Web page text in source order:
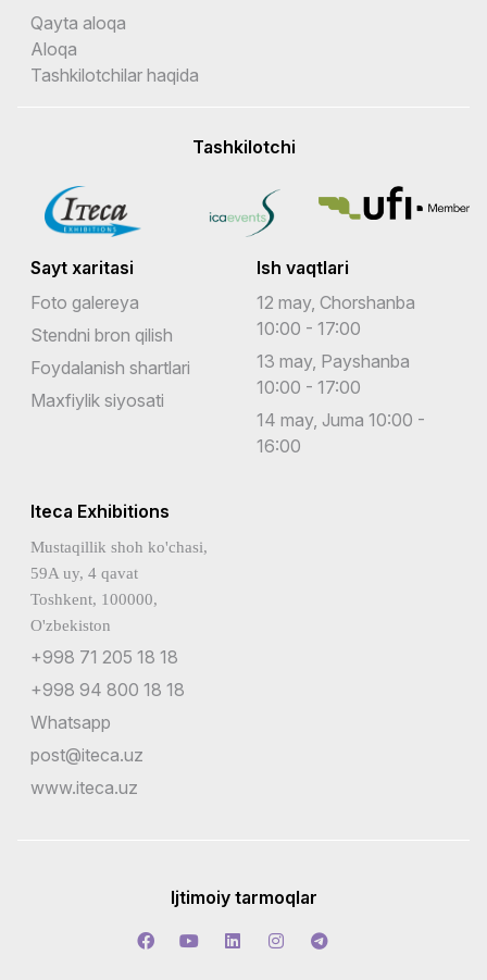
Qayta aloqa
Aloqa
Tashkilotchilar haqida
Tashkilotchi
Sayt xaritasi
Foto galereya
Stendni bron qilish
Foydalanish shartlari
Maxfiylik siyosati
Ish vaqtlari
12 may, Chorshanba
10:00 - 17:00
13 may, Payshanba
10:00 - 17:00
14 may, Juma 10:00 -
16:00
Iteca Exhibitions
Mustaqillik shoh ko'chasi,
59A uy, 4 qavat
Toshkent, 100000,
O'zbekiston
+998 71 205 18 18
+998 94 800 18 18
Whatsapp
post@iteca.uz
www.iteca.uz
Ijtimoiy tarmoqlar